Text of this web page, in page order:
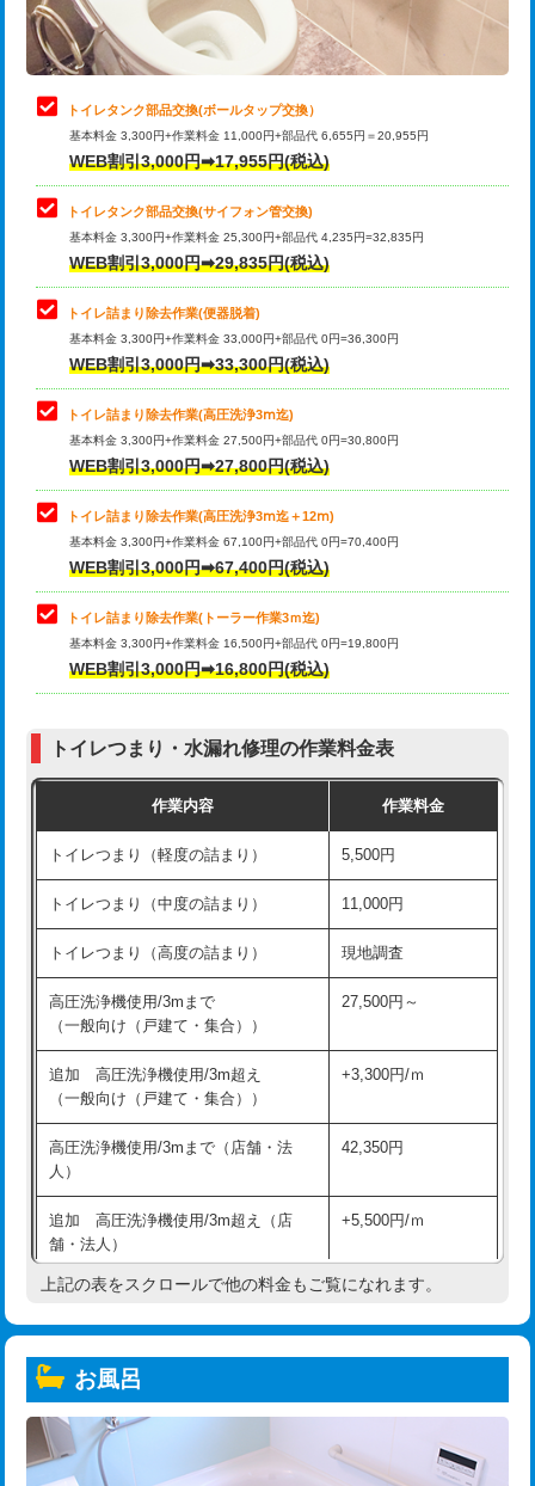
トイレタンク部品交換(ボールタップ交換）
基本料金 3,300円+作業料金 11,000円+部品代 6,655円＝20,955円
WEB割引3,000円➡17,955円(税込)
トイレタンク部品交換(サイフォン管交換)
基本料金 3,300円+作業料金 25,300円+部品代 4,235円=32,835円
WEB割引3,000円➡29,835円(税込)
トイレ詰まり除去作業(便器脱着)
基本料金 3,300円+作業料金 33,000円+部品代 0円=36,300円
WEB割引3,000円➡33,300円(税込)
トイレ詰まり除去作業(高圧洗浄3ⅿ迄)
基本料金 3,300円+作業料金 27,500円+部品代 0円=30,800円
WEB割引3,000円➡27,800円(税込)
トイレ詰まり除去作業(高圧洗浄3ⅿ迄＋12ⅿ)
基本料金 3,300円+作業料金 67,100円+部品代 0円=70,400円
WEB割引3,000円➡67,400円(税込)
トイレ詰まり除去作業(トーラー作業3ｍ迄)
基本料金 3,300円+作業料金 16,500円+部品代 0円=19,800円
WEB割引3,000円➡16,800円(税込)
トイレつまり・水漏れ修理の作業料金表
作業内容 作業料金
トイレつまり（軽度の詰まり） 5,500円
トイレつまり（中度の詰まり） 11,000円
トイレつまり（高度の詰まり） 現地調査
高圧洗浄機使用/3mまで
（一般向け（戸建て・集合））
27,500円～
追加 高圧洗浄機使用/3m超え
（一般向け（戸建て・集合））
+3,300円/ｍ
高圧洗浄機使用/3mまで（店舗・法
人）
42,350円
追加 高圧洗浄機使用/3m超え（店
舗・法人）
+5,500円/ｍ
高度高圧洗浄換 現地調査
トーラー機使用/3mまで
追加トーラー機使用/3m超え
上記の表をスクロールで他の料金もご覧になれます。
お風呂